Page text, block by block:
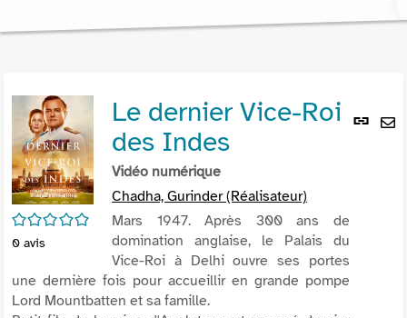
Lien
/5
0 avis
Le dernier Vice-Roi
des Indes
Vidéo numérique
Chadha, Gurinder (Réalisateur)
Mars 1947. Après 300 ans de
domination anglaise, le Palais du
Vice-Roi à Delhi ouvre ses portes
une dernière fois pour accueillir en grande pompe
Lord Mountbatten et sa famille.